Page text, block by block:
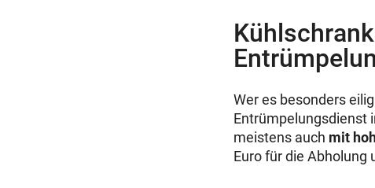
Wer es besonders
Entrümpelungsdienst
meistens auch mit
Euro für die Abholung